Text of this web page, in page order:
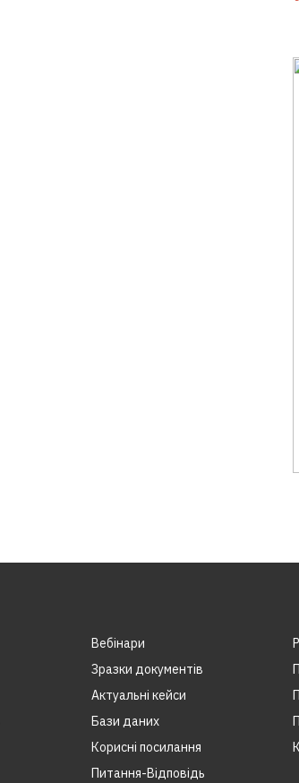
Вебінари
Зразки документів
Актуальні кейси
Бази даних
Корисні посилання
Питання-Відповідь